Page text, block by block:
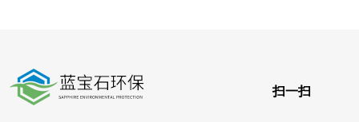
扫一扫